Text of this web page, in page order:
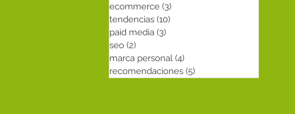
ecommerce (3)
tendencias (10)
paid media (3)
seo (2)
marca personal (4)
recomendaciones (5)